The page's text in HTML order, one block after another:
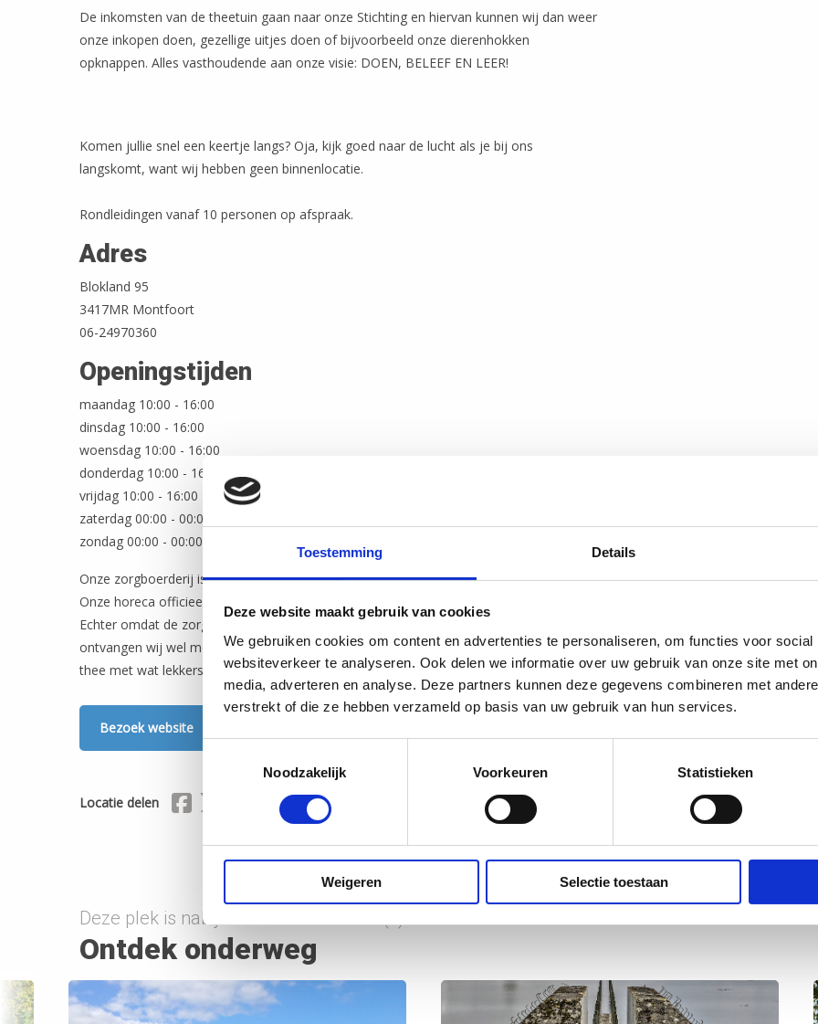
Toestemming Details
Deze website maakt gebruik van cookies
We gebruiken cookies om content en advertenties te personaliseren, om functies voor
websiteverkeer te analyseren. Ook delen we informatie over uw gebruik van onze site met
media, adverteren en analyse. Deze partners kunnen deze gegevens combineren met
verstrekt of die ze hebben verzameld op basis van uw gebruik van hun services.
Toestemmingsselectie
Noodzakelijk
Voorkeuren Statistieken
Weigeren Selectie toestaan
De inkomsten van de theetuin gaan naar onze Stichting en hiervan kunnen wij dan weer
onze inkopen doen, gezellige uitjes doen of bijvoorbeeld onze dierenhokken
opknappen. Alles vasthoudende aan onze visie: DOEN, BELEEF EN LEER!
Komen jullie snel een keertje langs? Oja, kijk goed naar de lucht als je bij ons
langskomt, want wij hebben geen binnenlocatie.
Rondleidingen vanaf 10 personen op afspraak.
Adres
Blokland 95
3417MR Montfoort
06-24970360
Openingstijden
maandag 10:00 - 16:00
dinsdag 10:00 - 16:00
woensdag 10:00 - 16:00
donderdag 10:00 - 16:00
vrijdag 10:00 - 16:00
zaterdag 00:00 - 00:00
zondag 00:00 - 00:00
Onze zorgboerderij is 5 dagen open.
Onze horeca officieel 3 dagen woensdag t/m vrijdag.
Echter omdat de zorgboerderij open is en wij er toch zijn op maandag en dinsdag
ontvangen wij wel mensen die langsfietsen. Maar dan alleen voor een bakkie koffie of
thee met wat lekkers, geen uitgebreide kaart.
Bezoek website
Locatie delen Delen via Facebook
Delen via X (Twitter)
Delen via Mail
Deze plek is nabij onderstaande route(s)
Ontdek onderweg